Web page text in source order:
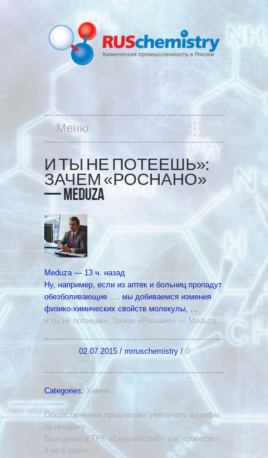
Меню
И ТЫ НЕ ПОТЕЕШЬ»:
ЗАЧЕМ «РОСНАНО»
— MEDUZA
Meduza‎ — 13 ч. назад
Ну, например, если из аптек и больниц пропадут
обезболивающие …. мы добиваемся измения
физико-химических свойств молекулы, …
и ты не потеешь»: Зачем «Роснано» — Meduza
02.07.2015/mrruschemistry/0
Categories: Химия
Общественники предлагают увеличить штрафы
за продажу …
Выходные в ТРК «Европейский»: как провести с
4 по 6 июля …